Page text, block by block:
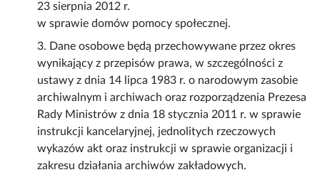
23 sierpnia 2012 r.
w sprawie domów pomocy społecznej.
3. Dane osobowe będą przechowywane przez okres
wynikający z przepisów prawa, w szczególności z
ustawy z dnia 14 lipca 1983 r. o narodowym zasobie
archiwalnym i archiwach oraz rozporządzenia Prezesa
Rady Ministrów z dnia 18 stycznia 2011 r. w sprawie
instrukcji kancelaryjnej, jednolitych rzeczowych
wykazów akt oraz instrukcji w sprawie organizacji i
zakresu działania archiwów zakładowych.